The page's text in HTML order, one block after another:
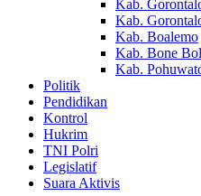
Kab.
Kab.
Kab. Boalemo
Kab. Bone
Kab.
Politik
Pendidikan
Kontrol
Hukrim
TNI Polri
Legislatif
Suara Aktivis